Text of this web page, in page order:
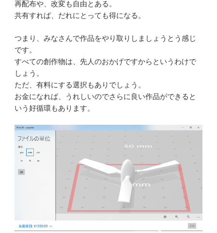
再配布や、改変も自由とある。
共有すれば、だれにとっても得になる。
つまり、みなさんで作品をやり取りしましょうとう感じ
です。
すべての創作物は、先人のおかげですからというわけで
しょう。
ただ、有料にする選択もありでしょう。
お金になれば、うれしいのでさらに良い作品ができると
いう好循環もあります。